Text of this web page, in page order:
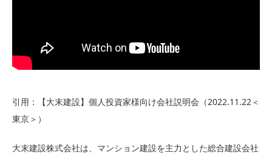
引用：【大末建設】個人投資家様向け会社説明会（2022.11.22＜
東京＞）
大末建設株式会社は、マンション建設を主力とした総合建設会社